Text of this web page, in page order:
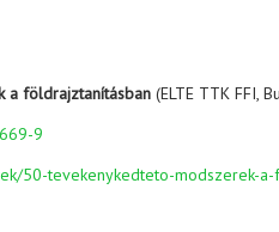
a földrajztanításban (ELTE TTK FFI,
9
50-tevekenykedteto-modszerek-a-